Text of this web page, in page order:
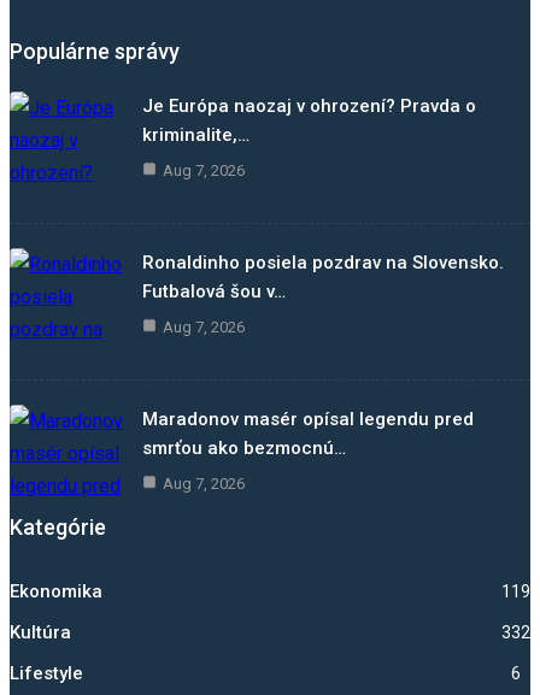
Populárne správy
Je Európa naozaj v ohrození? Pravda o
kriminalite,…
Aug 7, 2026
Ronaldinho posiela pozdrav na Slovensko.
Futbalová šou v…
Aug 7, 2026
Maradonov masér opísal legendu pred
smrťou ako bezmocnú…
Aug 7, 2026
Kategórie
Ekonomika 1192
Kultúra 332
Lifestyle 6